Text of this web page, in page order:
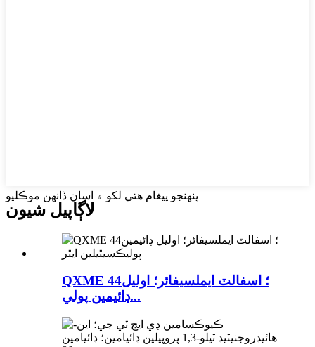
پنهنجو پيغام هتي لکو ۽ اسان ڏانهن موڪليو
لاڳاپيل شيون
QXME 44؛ اسفالٽ ايملسيفائر؛ اوليل
ڊائيمين پولي...